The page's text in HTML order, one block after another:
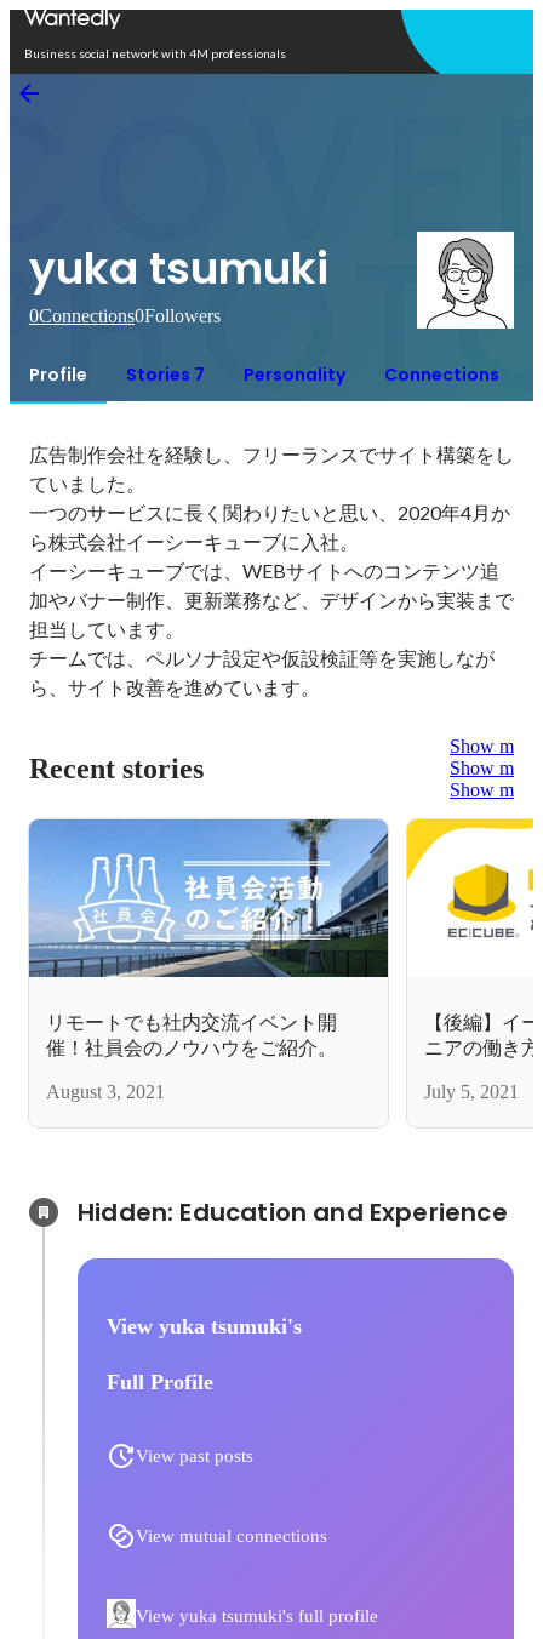
Business social network with 4M professionals
yuka tsumuki
0Connections0Followers
Profile Stories 7 Personality Connections
広告制作会社を経験し、フリーランスでサイト構築をし
ていました。
一つのサービスに長く関わりたいと思い、2020年4月か
ら株式会社イーシーキューブに入社。
イーシーキューブでは、WEBサイトへのコンテンツ追
加やバナー制作、更新業務など、デザインから実装まで
担当しています。
チームでは、ペルソナ設定や仮設検証等を実施しなが
Recent stories
Show more
Show more
Show more
リモートでも社内交流イベント開
催！社員会のノウハウをご紹介。
August 3, 2021
【後編】イ
ニアの働き
July 5, 2021
View yuka tsumuki's
Full Profile
View past posts
View mutual connections
View yuka tsumuki's full profile